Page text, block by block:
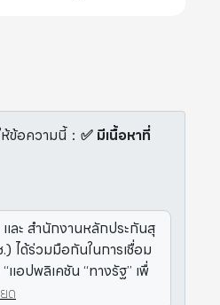
ห้ข้อความนี้： ✅ มีเนื้อหาที่
ละ สำนักงานหลักประกันสุ
ได้ร่วมมือกันในการเชื่อม
อปพลิเคชัน “ทางรัฐ” เพื่
ด